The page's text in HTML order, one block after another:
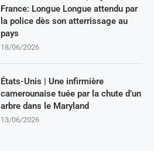
France: Longue Longue attendu par
la police dès son atterrissage au
pays
18/06/2026
États-Unis | Une infirmière
camerounaise tuée par la chute d’un
arbre dans le Maryland
13/06/2026